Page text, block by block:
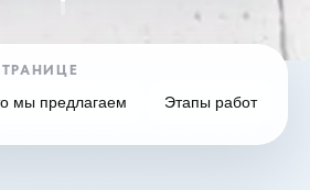
мы предлагаем Этапы работ